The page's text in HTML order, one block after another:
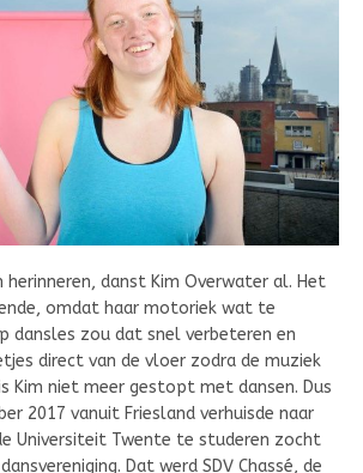
herinneren, danst Kim Overwater al. Het
omdat haar motoriek wat te
dansles zou dat snel verbeteren en
direct van de vloer zodra de muziek
Kim niet meer gestopt met dansen. Dus
2017 vanuit Friesland verhuisde naar
Universiteit Twente te studeren zocht
Dat werd SDV Chassé, de